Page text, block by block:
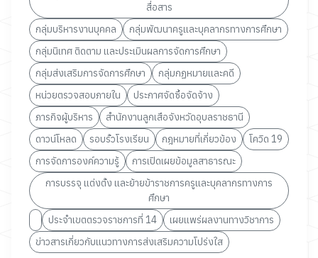
สื่อสาร
กลุ่มบริหารงานบุคคล
กลุ่มพัฒนาครูและบุคลากรทางการศึกษา
กลุ่มนิเทศ ติดตาม และประเมินผลการจัดการศึกษา
กลุ่มส่งเสริมการจัดการศึกษา
กลุ่มกฏหมายและคดี
หน่วยตรวจสอบภายใน
ประกาศจัดซื้อจัดจ้าง
ภารกิจผู้บริหาร
สำนักงานลูกเสือจังหวัดอุบลราชธานี
ดาวน์โหลด
รอบรั้วโรงเรียน กฎหมายที่เกี่ยวข้อง
โควิด 19
การจัดการองค์ความรู้
การเปิดเผยข้อมูลสาธารณะ
การบรรจุ แต่งตั้ง และย้ายข้าราชการครูและบุคลากรทางการ
ศึกษา
ประจำเขตตรวจราชการที่ 14
เผยแพร่ผลงานทางวิชาการ
ข่าวสารเกี่ยวกับแนวทางการส่งเสริมความโปร่งใส